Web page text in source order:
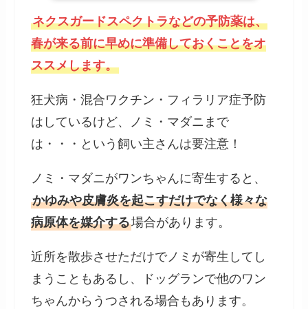
ネクスガードスペクトラなどの予防薬は、
春が来る前に早めに準備しておくことをオ
ススメします。
狂犬病・混合ワクチン・フィラリア症予防
はしているけど、ノミ・マダニまで
は・・・という飼い主さんは要注意！
ノミ・マダニがワンちゃんに寄生すると、
かゆみや皮膚炎を起こすだけでなく様々な
病原体を媒介する場合があります。
近所を散歩させただけでノミが寄生してし
まうこともあるし、ドッグランで他のワン
ちゃんからうつされる場合もあります。